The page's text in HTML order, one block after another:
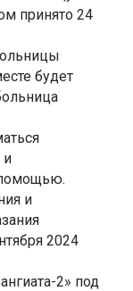
принято 24
будет
и
и
2024
2» под